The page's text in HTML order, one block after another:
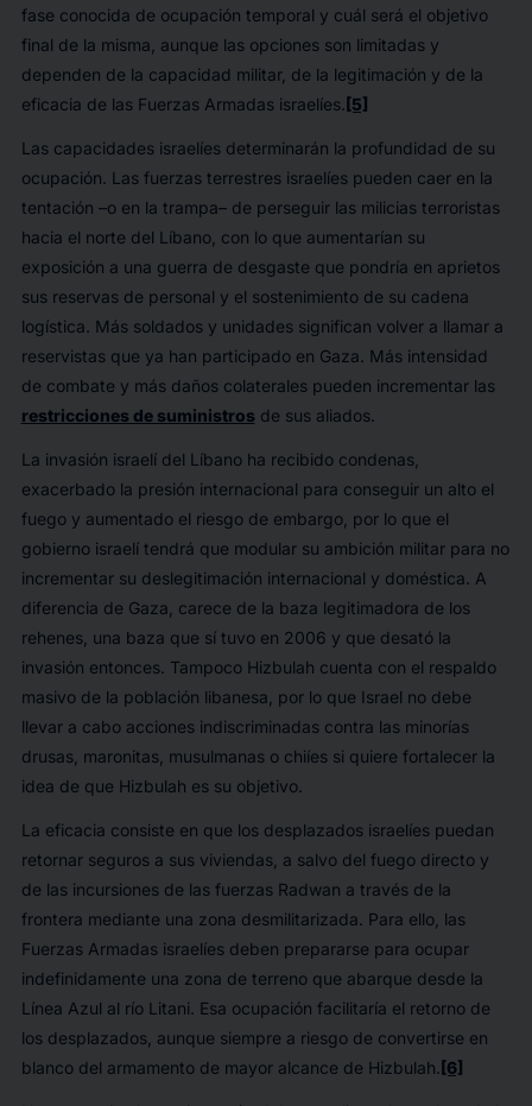
fase conocida de ocupación temporal y cuál será el objetivo
final de la misma, aunque las opciones son limitadas y
dependen de la capacidad militar, de la legitimación y de la
eficacia de las Fuerzas Armadas israelíes. [5]
Las capacidades israelíes determinarán la profundidad de su
ocupación. Las fuerzas terrestres israelíes pueden caer en la
tentación –o en la trampa– de perseguir las milicias terroristas
hacia el norte del Líbano, con lo que aumentarían su
exposición a una guerra de desgaste que pondría en aprietos
sus reservas de personal y el sostenimiento de su cadena
logística. Más soldados y unidades significan volver a llamar a
reservistas que ya han participado en Gaza. Más intensidad
de combate y más daños colaterales pueden incrementar las
restricciones de suministrosde sus aliados.
La invasión israelí del Líbano ha recibido condenas,
exacerbado la presión internacional para conseguir un alto el
fuego y aumentado el riesgo de embargo, por lo que el
gobierno israelí tendrá que modular su ambición militar para no
incrementar su deslegitimación internacional y doméstica. A
diferencia de Gaza, carece de la baza legitimadora de los
rehenes, una baza que sí tuvo en 2006 y que desató la
invasión entonces. Tampoco Hizbulah cuenta con el respaldo
masivo de la población libanesa, por lo que Israel no debe
llevar a cabo acciones indiscriminadas contra las minorías
drusas, maronitas, musulmanas o chiíes si quiere fortalecer la
idea de que Hizbulah es su objetivo.
La eficacia consiste en que los desplazados israelíes puedan
retornar seguros a sus viviendas, a salvo del fuego directo y
de las incursiones de las fuerzas Radwan a través de la
frontera mediante una zona desmilitarizada. Para ello, las
Fuerzas Armadas israelíes deben prepararse para ocupar
indefinidamente una zona de terreno que abarque desde la
Línea Azul al río Litani. Esa ocupación facilitaría el retorno de
los desplazados, aunque siempre a riesgo de convertirse en
blanco del armamento de mayor alcance de Hizbulah. [6]